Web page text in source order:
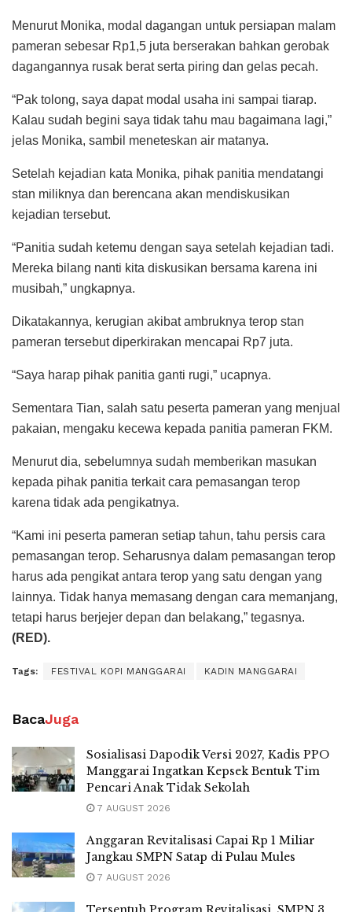
Menurut Monika, modal dagangan untuk persiapan malam
pameran sebesar Rp1,5 juta berserakan bahkan gerobak
dagangannya rusak berat serta piring dan gelas pecah.
“Pak tolong, saya dapat modal usaha ini sampai tiarap.
Kalau sudah begini saya tidak tahu mau bagaimana lagi,”
jelas Monika, sambil meneteskan air matanya.
Setelah kejadian kata Monika, pihak panitia mendatangi
stan miliknya dan berencana akan mendiskusikan
kejadian tersebut.
“Panitia sudah ketemu dengan saya setelah kejadian tadi.
Mereka bilang nanti kita diskusikan bersama karena ini
musibah,” ungkapnya.
Dikatakannya, kerugian akibat ambruknya terop stan
pameran tersebut diperkirakan mencapai Rp7 juta.
“Saya harap pihak panitia ganti rugi,” ucapnya.
Sementara Tian, salah satu peserta pameran yang menjual
pakaian, mengaku kecewa kepada panitia pameran FKM.
Menurut dia, sebelumnya sudah memberikan masukan
kepada pihak panitia terkait cara pemasangan terop
karena tidak ada pengikatnya.
“Kami ini peserta pameran setiap tahun, tahu persis cara
pemasangan terop. Seharusnya dalam pemasangan terop
harus ada pengikat antara terop yang satu dengan yang
lainnya. Tidak hanya memasang dengan cara memanjang,
tetapi harus berjejer depan dan belakang,” tegasnya.
(RED).
Tags: FESTIVAL KOPI MANGGARAI KADIN MANGGARAI
BacaJuga
Sosialisasi Dapodik Versi 2027, Kadis PPO
Manggarai Ingatkan Kepsek Bentuk Tim
Pencari Anak Tidak Sekolah
7 AUGUST 2026
Anggaran Revitalisasi Capai Rp 1 Miliar
Jangkau SMPN Satap di Pulau Mules
7 AUGUST 2026